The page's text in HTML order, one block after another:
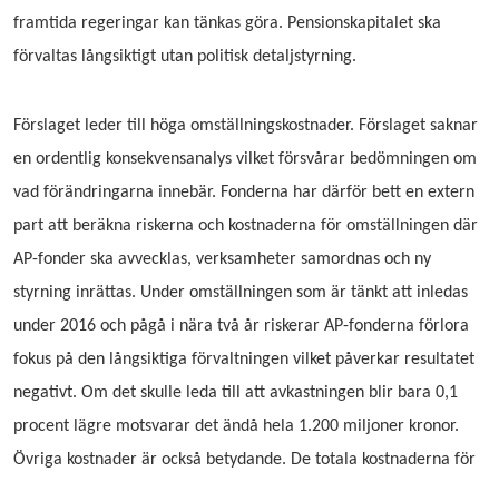
framtida regeringar kan tänkas göra. Pensionskapitalet ska
förvaltas långsiktigt utan politisk detaljstyrning.
Förslaget leder till höga omställningskostnader. Förslaget saknar
en ordentlig konsekvensanalys vilket försvårar bedömningen om
vad förändringarna innebär. Fonderna har därför bett en extern
part att beräkna riskerna och kostnaderna för omställningen där
AP-fonder ska avvecklas, verksamheter samordnas och ny
styrning inrättas. Under omställningen som är tänkt att inledas
under 2016 och pågå i nära två år riskerar AP-fonderna förlora
fokus på den långsiktiga förvaltningen vilket påverkar resultatet
negativt. Om det skulle leda till att avkastningen blir bara 0,1
procent lägre motsvarar det ändå hela 1.200 miljoner kronor.
Övriga kostnader är också betydande. De totala kostnaderna för